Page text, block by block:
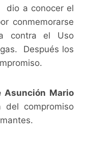
dio a conocer el
conmemorarse
contra el Uso
Después los
Asunción Mario
del compromiso